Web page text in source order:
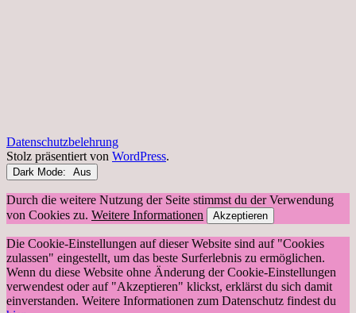
Datenschutzbelehrung
Stolz präsentiert von WordPress.
Dark Mode:
Durch die weitere Nutzung der Seite stimmst du der Verwendung
von Cookies zu. Weitere Informationen Akzeptieren
Die Cookie-Einstellungen auf dieser Website sind auf "Cookies
zulassen" eingestellt, um das beste Surferlebnis zu ermöglichen.
Wenn du diese Website ohne Änderung der Cookie-Einstellungen
verwendest oder auf "Akzeptieren" klickst, erklärst du sich damit
einverstanden. Weitere Informationen zum Datenschutz findest du